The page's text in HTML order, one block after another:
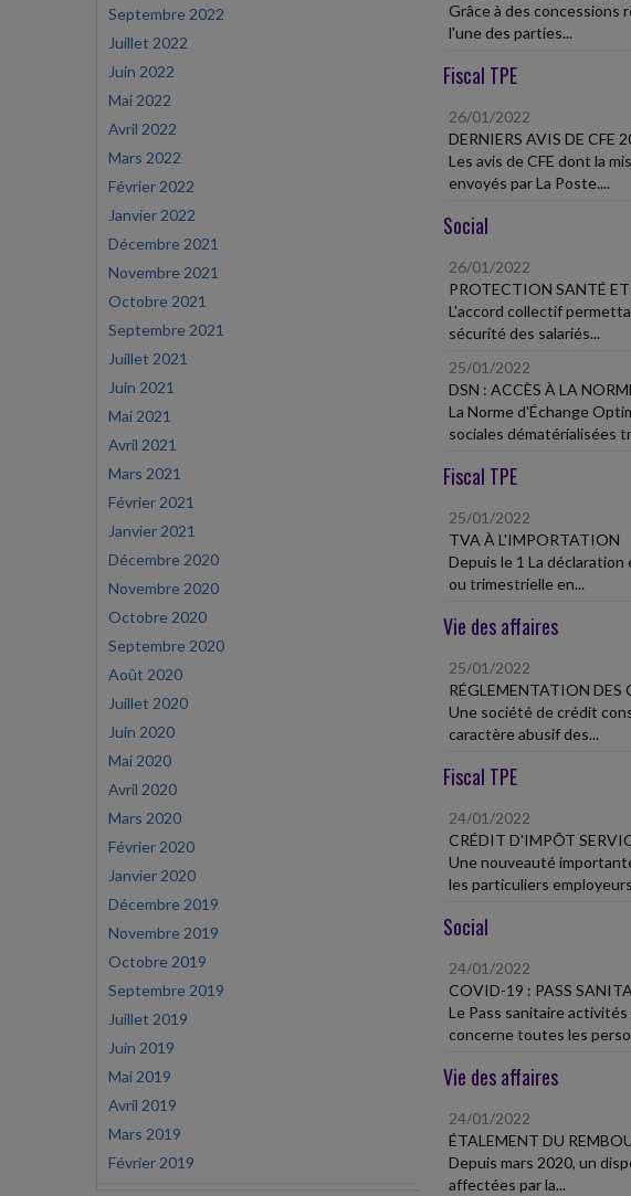
Septembre 2022
Juillet 2022
Juin 2022
Mai 2022
Avril 2022
Mars 2022
Février 2022
Janvier 2022
Décembre 2021
Novembre 2021
Octobre 2021
Septembre 2021
Juillet 2021
Juin 2021
Mai 2021
Avril 2021
Mars 2021
Février 2021
Janvier 2021
Décembre 2020
Novembre 2020
Octobre 2020
Septembre 2020
Août 2020
Juillet 2020
Juin 2020
Mai 2020
Avril 2020
Mars 2020
Février 2020
Janvier 2020
Décembre 2019
Novembre 2019
Octobre 2019
Septembre 2019
Juillet 2019
Juin 2019
Mai 2019
Avril 2019
Mars 2019
Février 2019
Grâce à des concessions
l'une des parties...
Fiscal TPE
26/01/2022
DERNIERS AVIS DE CFE
Les avis de CFE dont la
envoyés par La Poste....
Social
26/01/2022
PROTECTION SANTÉ ET
L'accord collectif
sécurité des salariés...
25/01/2022
DSN : ACCÈS À LA
La Norme d'Échange
sociales dématérialisées
Fiscal TPE
25/01/2022
TVA À L'IMPORTATION
Depuis le 1 La
ou trimestrielle en...
Vie des affaires
25/01/2022
RÉGLEMENTATION DES
Une société de crédit
caractère abusif des...
Fiscal TPE
24/01/2022
CRÉDIT D'IMPÔT
Une nouveauté
les particuliers
Social
24/01/2022
COVID-19 : PASS
Le Pass sanitaire
concerne toutes les
Vie des affaires
24/01/2022
ÉTALEMENT DU
Depuis mars 2020, un
affectées par la...